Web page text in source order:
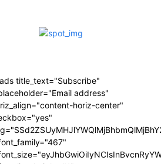
title_text="Subscribe"
address"
horiz-center"